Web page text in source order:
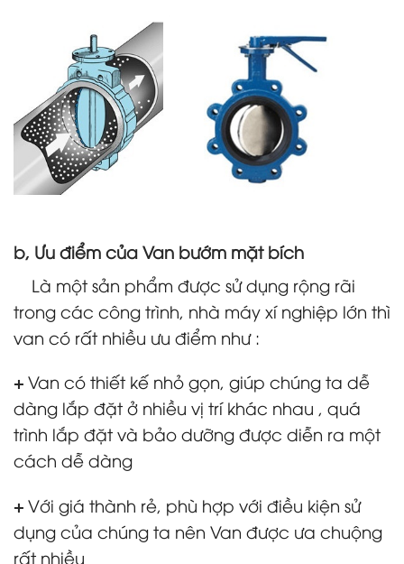
b, Ưu điểm của Van bướm mặt bích
Là một sản phẩm được sử dụng rộng rãi
trong các công trình, nhà máy xí nghiệp lớn thì
van có rất nhiều ưu điểm như :
+ Van có thiết kế nhỏ gọn, giúp chúng ta dễ
dàng lắp đặt ở nhiều vị trí khác nhau , quá
trình lắp đặt và bảo dưỡng được diễn ra một
cách dễ dàng
+ Với giá thành rẻ, phù hợp với điều kiện sử
dụng của chúng ta nên Van được ưa chuộng
rất nhiều